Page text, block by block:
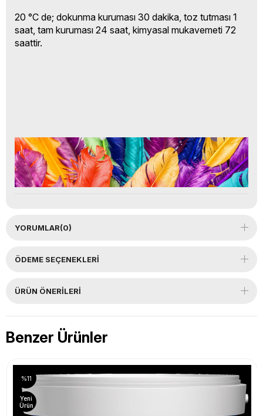
20 °C de; dokunma kuruması 30 dakika, toz tutması 1
saat, tam kuruması 24 saat, kimyasal mukavemeti 72
saattir.
YORUMLAR(0)
ÖDEME SEÇENEKLERI
ÜRÜN ÖNERILERI
Benzer Ürünler
%11
Yeni
Ürün